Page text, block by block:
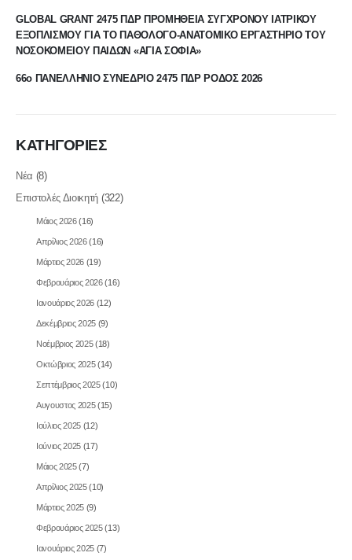
GLOBAL GRANT 2475 ΠΔΡ ΠΡΟΜΗΘΕΙΑ ΣΥΓΧΡΟΝΟΥ ΙΑΤΡΙΚΟΥ
ΕΞΟΠΛΙΣΜΟΥ ΓΙΑ ΤΟ ΠΑΘΟΛΟΓΟ-ΑΝΑΤΟΜΙΚΟ ΕΡΓΑΣΤΗΡΙΟ ΤΟΥ
ΝΟΣΟΚΟΜΕΙΟΥ ΠΑΙΔΩΝ «ΑΓΙΑ ΣΟΦΙΑ»
66ο ΠΑΝΕΛΛΗΝΙΟ ΣΥΝΕΔΡΙΟ 2475 ΠΔΡ ΡΟΔΟΣ 2026
ΚΑΤΗΓΟΡΙΕΣ
Νέα (8)
Επιστολές Διοικητή (322)
Μάιος 2026(16)
Απρίλιος 2026(16)
Μάρτιος 2026 (19)
Φεβρουάριος 2026(16)
Ιανουάριος 2026 (12)
Δεκέμβριος 2025 (9)
Νοέμβριος 2025(18)
Οκτώβριος 2025(14)
Σεπτέμβριος 2025(10)
Αυγουστος 2025(15)
Ιούλιος 2025 (12)
Ιούνιος 2025 (17)
Μάιος 2025(7)
Απρίλιος 2025(10)
Μάρτιος 2025 (9)
Φεβρουάριος 2025(13)
Ιανουάριος 2025 (7)